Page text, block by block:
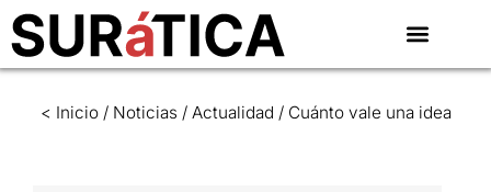
< Inicio/ Noticias / Actualidad / Cuánto vale una idea